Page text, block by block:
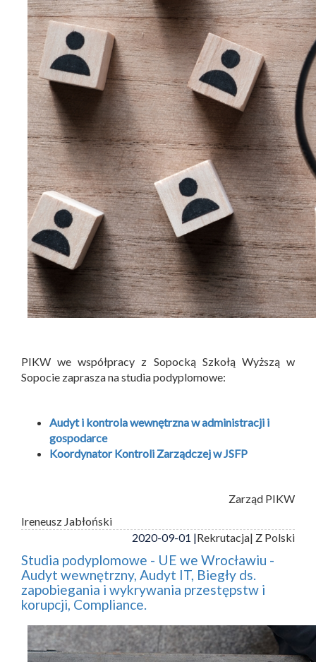
PIKW we współpracy z Sopocką Szkołą Wyższą w
Sopocie zaprasza na studia podyplomowe:
Audyt i kontrola wewnętrzna w administracji i
gospodarce
Koordynator Kontroli Zarządczej w JSFP
Zarząd PIKW
Ireneusz Jabłoński
2020-09-01 |Rekrutacja| Z Polski
Studia podyplomowe - UE we Wrocławiu -
Audyt wewnętrzny, Audyt IT, Biegły ds.
zapobiegania i wykrywania przestępstw i
korupcji, Compliance.